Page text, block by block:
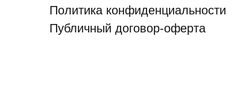
Политика конфиден­ци­аль­ности
Публичный договор-оферта